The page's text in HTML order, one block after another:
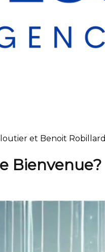
et Benoit Robillard
Bienvenue?